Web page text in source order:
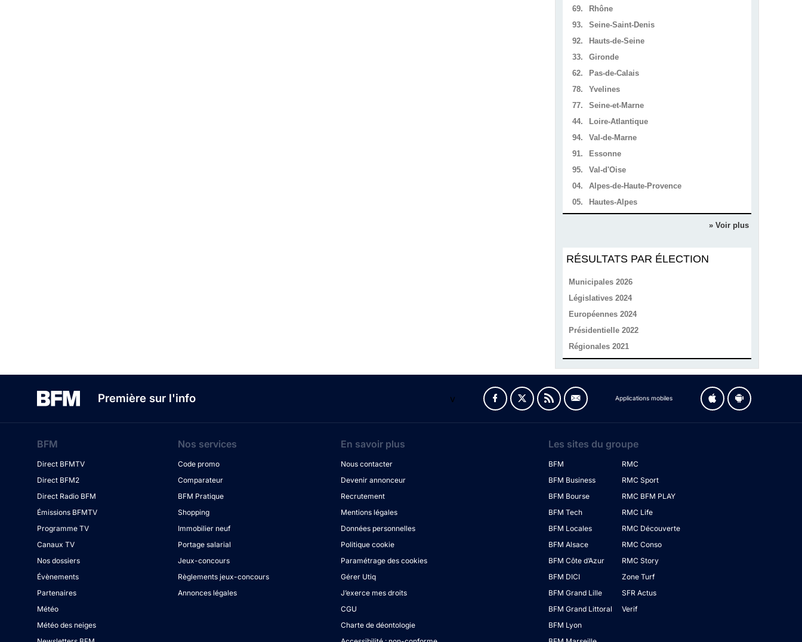
69.
Rhône
93.
Seine-Saint-Denis
92.
Hauts-de-Seine
33.
Gironde
62.
Pas-de-Calais
78.
Yvelines
77.
Seine-et-Marne
44.
Loire-Atlantique
94.
Val-de-Marne
91.
Essonne
95.
Val-d'Oise
04.
Alpes-de-Haute-Provence
05.
Hautes-Alpes
» Voir plus
RÉSULTATS PAR ÉLECTION
Municipales 2026
Législatives 2024
Européennes 2024
Présidentielle 2022
Régionales 2021
Première sur l'info v Applications mobiles
BFM
Direct BFMTV
Direct BFM2
Direct Radio BFM
Émissions BFMTV
Programme TV
Canaux TV
Nos dossiers
Évènements
Partenaires
Météo
Météo des neiges
Nos services
Code promo
Comparateur
BFM Pratique
Shopping
Immobilier neuf
Portage salarial
Jeux-concours
Règlements jeux-concours
Annonces légales
En savoir plus
Nous contacter
Devenir annonceur
Recrutement
Mentions légales
Données personnelles
Politique cookie
Paramétrage des cookies
Gérer Utiq
J’exerce mes droits
CGU
Charte de déontologie
Les sites du groupe
BFM
BFM Business
BFM Bourse
BFM Tech
BFM Locales
BFM Alsace
BFM Côte d’Azur
BFM DICI
BFM Grand Lille
BFM Grand Littoral
BFM Lyon
RMC
RMC Sport
RMC BFM PLAY
RMC Life
RMC Découverte
RMC Conso
RMC Story
Zone Turf
SFR Actus
Verif